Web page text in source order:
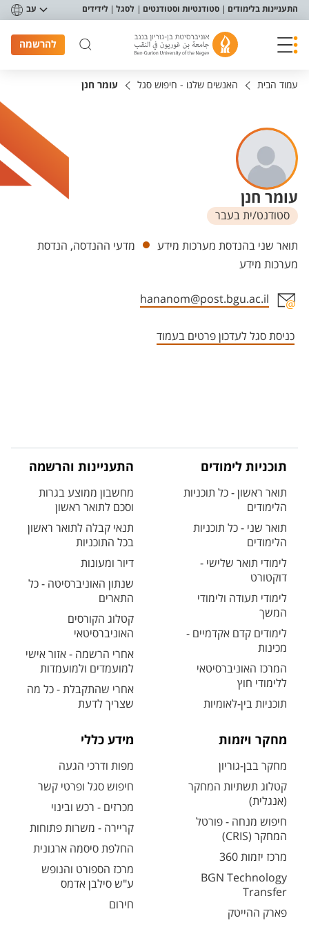
תפריט נגישות
התעניינות בלימודים סטודנטיות וסטודנטים לסגל לידידים עב
להרשמה
עמוד הבית האנשים שלנו - חיפוש סגל עומר חנן
עומר חנן
סטודנט/ית בעבר
יחידות
תואר שני בהנדסת מערכות מידע
מדעי ההנדסה, הנדסת
מערכות מידע
hananom@post.bgu.ac.il
כניסת סגל לעדכון פרטים בעמוד
תוכניות לימודים
תואר ראשון - כל תוכניות
הלימודים
תואר שני - כל תוכניות
הלימודים
לימודי תואר שלישי -
דוקטורט
לימודי תעודה ולימודי
המשך
לימודים קדם אקדמיים -
מכינות
המרכז האוניברסיטאי
ללימודי חוץ
תוכניות בין-לאומיות
התעניינות והרשמה
מחשבון ממוצע בגרות
וסכם לתואר ראשון
תנאי קבלה לתואר ראשון
בכל התוכניות
דיור ומעונות
שנתון האוניברסיטה - כל
התארים
קטלוג הקורסים
האוניברסיטאי
אחרי הרשמה - אזור אישי
למועמדים ולמועמדות
אחרי שהתקבלת - כל מה
שצריך לדעת
מחקר ויזמות
מחקר בבן-גוריון
קטלוג תשתיות המחקר
(אנגלית)
חיפוש מנחה - פורטל
המחקר (CRIS)
מרכז יזמות 360
BGN Technology
Transfer
פארק ההייטק
מידע כללי
מפות ודרכי הגעה
חיפוש סגל ופרטי קשר
מכרזים - רכש ובינוי
קריירה - משרות פתוחות
החלפת סיסמה ארגונית
מרכז הספורט והנופש
ע"ש סילבן אדמס
חירום